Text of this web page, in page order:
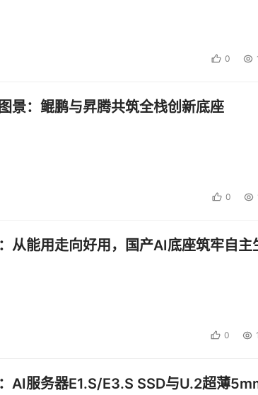
0
景：鲲鹏与昇腾共筑全栈创新底座
0
从能用走向好用，国产AI底座筑牢自主
0
AI服务器E1.S/E3.S SSD与U.2超薄